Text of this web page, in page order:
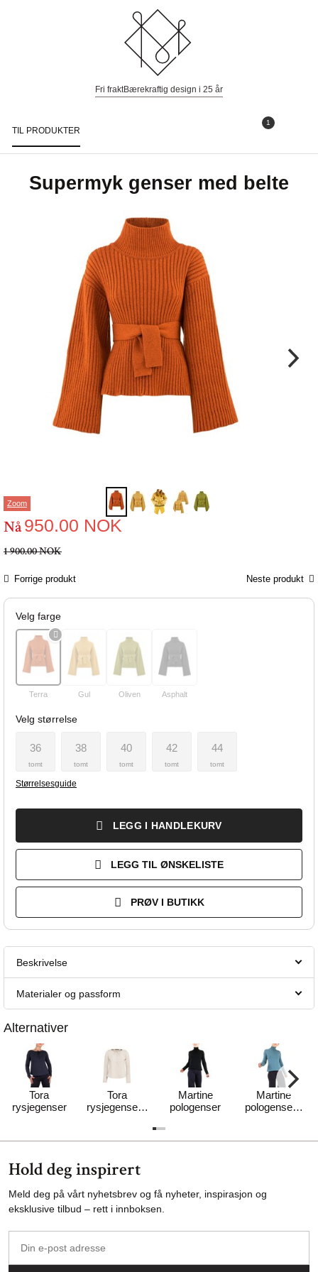
Fri fraktBærekraftig design i 25 år
1
TIL PRODUKTER
Supermyk genser med belte
Zoom
Nå950.00 NOK
1 900.00 NOK
Forrige produkt Neste produkt
Velg farge
Terra Gul Oliven Asphalt
Velg størrelse
36
tomt
38
tomt
40
tomt
42
tomt
44
tomt
Størrelsesguide
LEGG I HANDLEKURV
LEGG TIL ØNSKELISTE
PRØV I BUTIKK
Beskrivelse
Materialer og passform
Alternativer
Tora
rysjegenser
Tora
rysjegenser -
Martine
pologenser
Martine
pologenser -
Hold deg inspirert
Meld deg på vårt nyhetsbrev og få nyheter, inspirasjon og
eksklusive tilbud – rett i innboksen.
post